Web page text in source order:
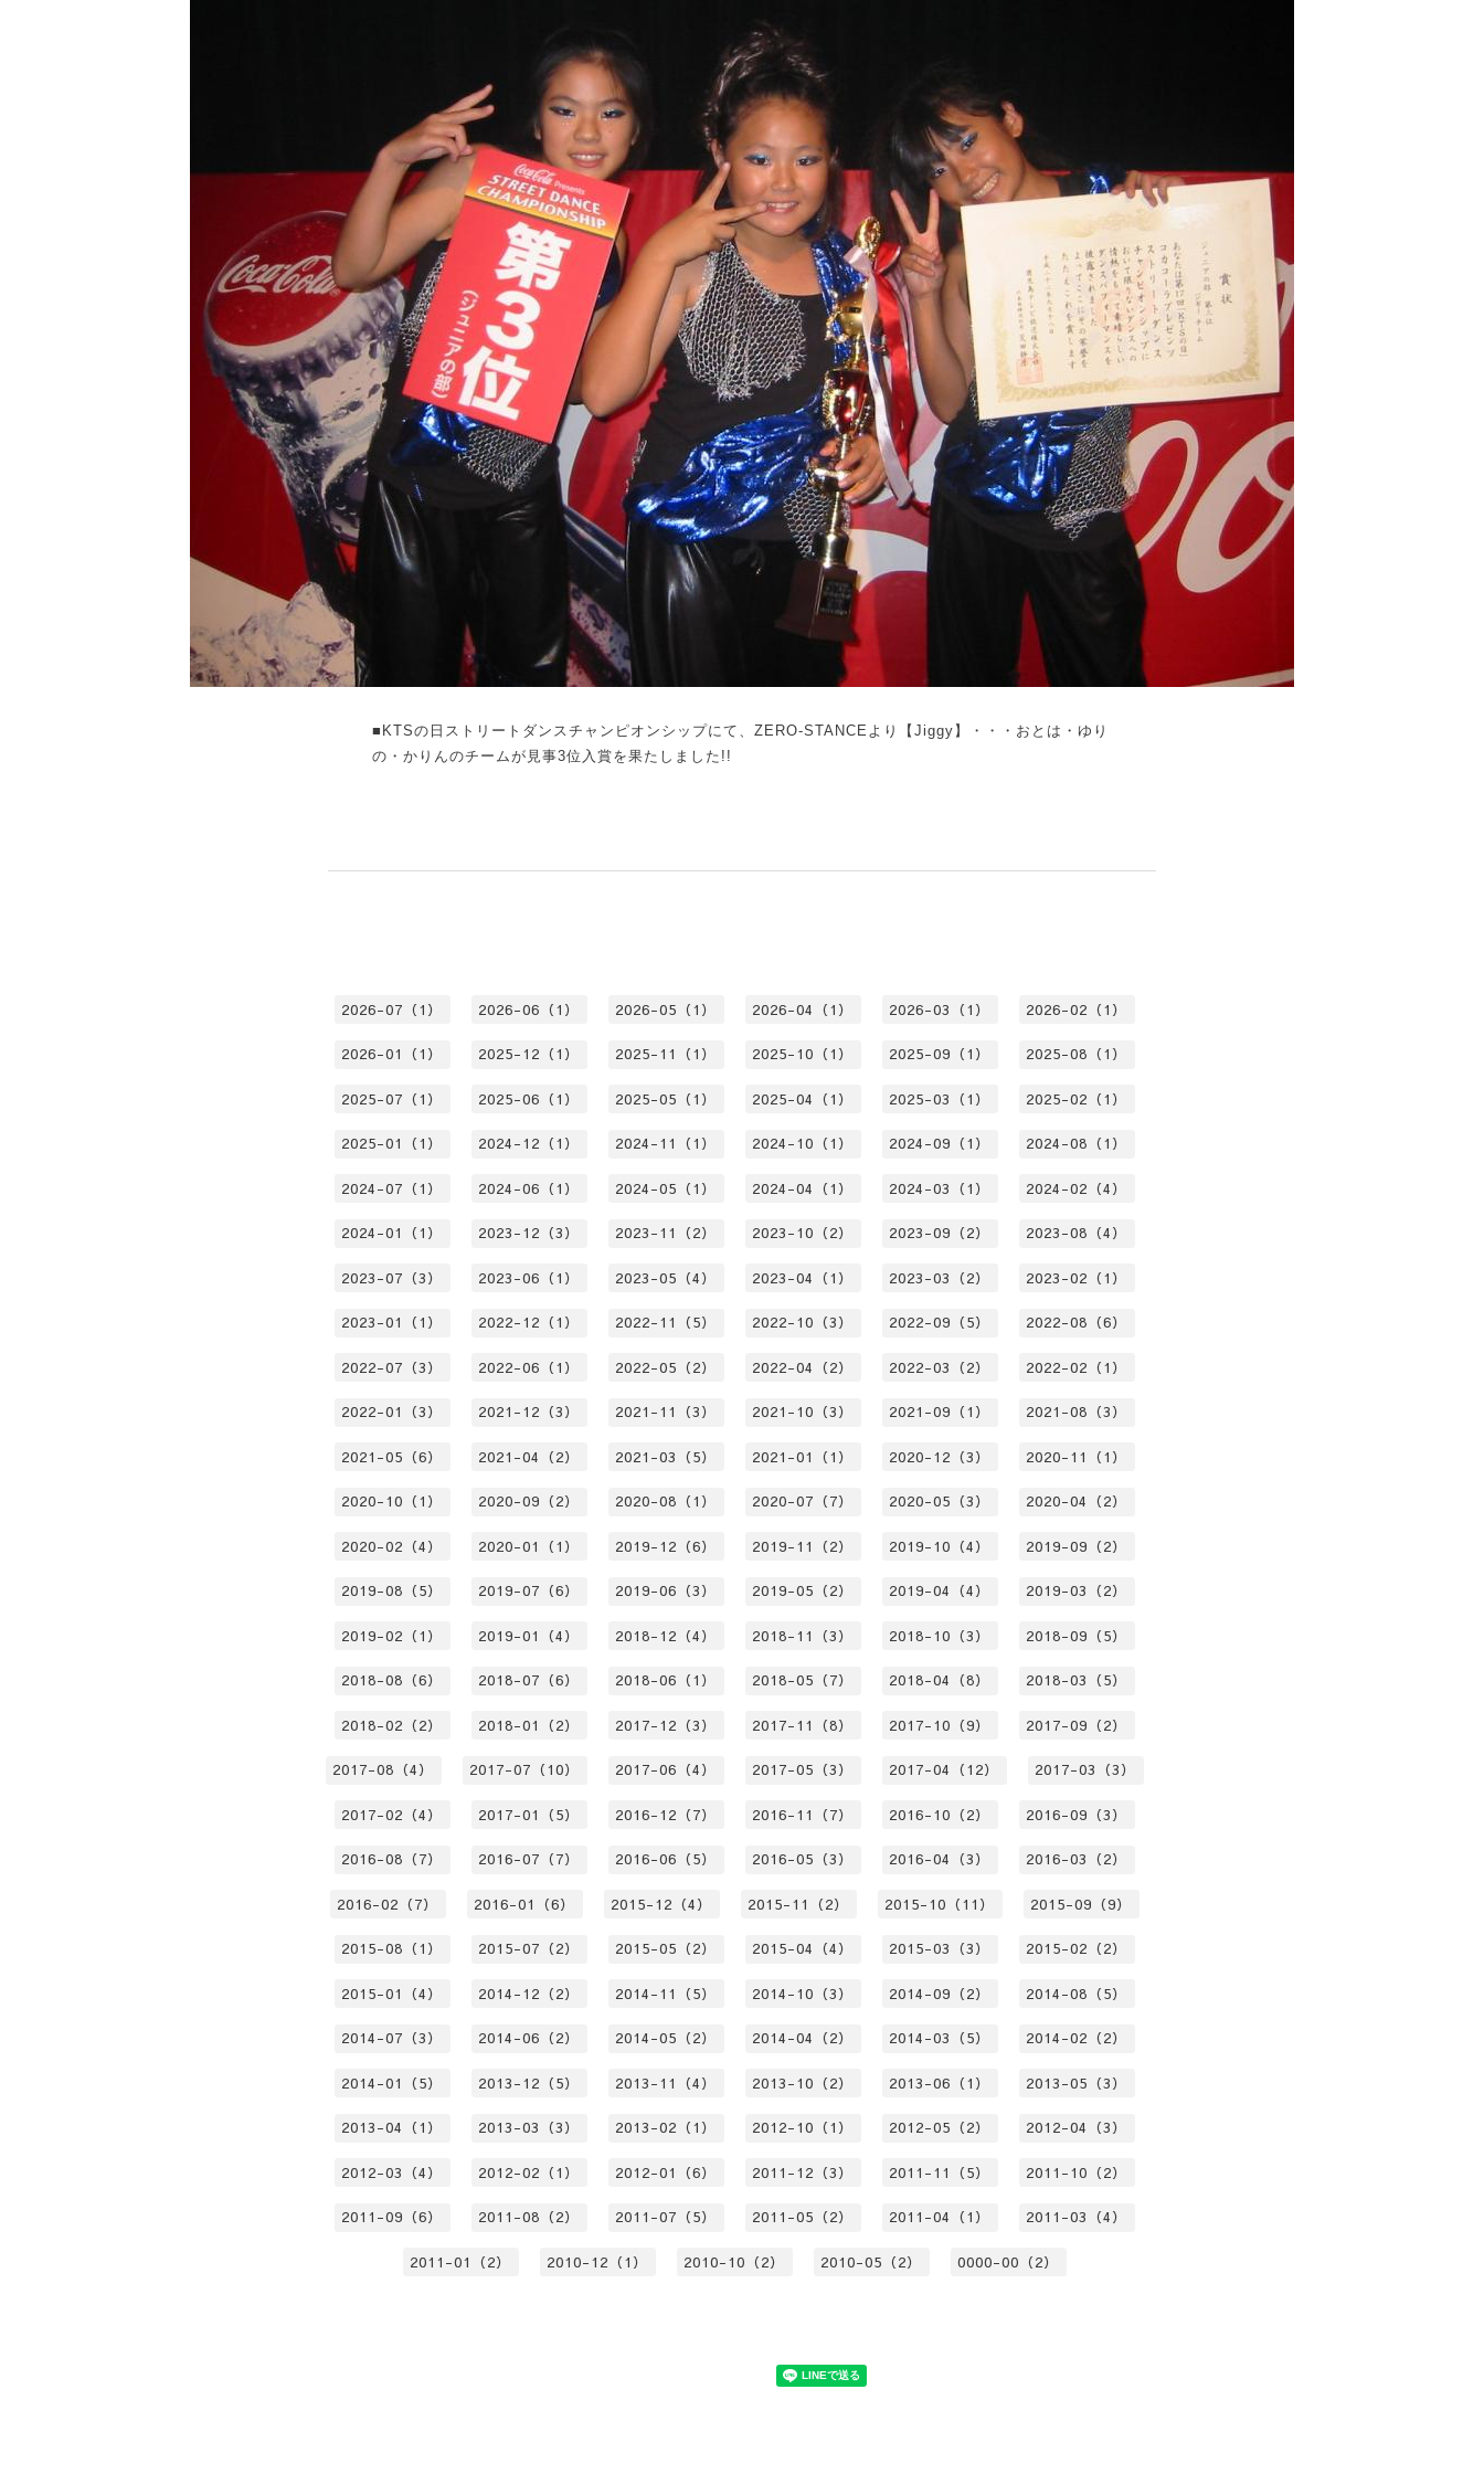
■KTSの日ストリートダンスチャンピオンシップにて、ZERO-STANCEより【Jiggy】・・・おとは・ゆり
の・かりんのチームが見事3位入賞を果たしました!!
2026-07（1） 2026-06（1） 2026-05（1） 2026-04（1） 2026-03（1） 2026-02（1）
2026-01（1） 2025-12（1） 2025-11（1） 2025-10（1） 2025-09（1） 2025-08（1）
2025-07（1） 2025-06（1） 2025-05（1） 2025-04（1） 2025-03（1） 2025-02（1）
2025-01（1） 2024-12（1） 2024-11（1） 2024-10（1） 2024-09（1） 2024-08（1）
2024-07（1） 2024-06（1） 2024-05（1） 2024-04（1） 2024-03（1） 2024-02（4）
2024-01（1） 2023-12（3） 2023-11（2） 2023-10（2） 2023-09（2） 2023-08（4）
2023-07（3） 2023-06（1） 2023-05（4） 2023-04（1） 2023-03（2） 2023-02（1）
2023-01（1） 2022-12（1） 2022-11（5） 2022-10（3） 2022-09（5） 2022-08（6）
2022-07（3） 2022-06（1） 2022-05（2） 2022-04（2） 2022-03（2） 2022-02（1）
2022-01（3） 2021-12（3） 2021-11（3） 2021-10（3） 2021-09（1） 2021-08（3）
2021-05（6） 2021-04（2） 2021-03（5） 2021-01（1） 2020-12（3） 2020-11（1）
2020-10（1） 2020-09（2） 2020-08（1） 2020-07（7） 2020-05（3） 2020-04（2）
2020-02（4） 2020-01（1） 2019-12（6） 2019-11（2） 2019-10（4） 2019-09（2）
2019-08（5） 2019-07（6） 2019-06（3） 2019-05（2） 2019-04（4） 2019-03（2）
2019-02（1） 2019-01（4） 2018-12（4） 2018-11（3） 2018-10（3） 2018-09（5）
2018-08（6） 2018-07（6） 2018-06（1） 2018-05（7） 2018-04（8） 2018-03（5）
2018-02（2） 2018-01（2） 2017-12（3） 2017-11（8） 2017-10（9） 2017-09（2）
2017-08（4） 2017-07（10） 2017-06（4） 2017-05（3） 2017-04（12） 2017-03（3）
2017-02（4） 2017-01（5） 2016-12（7） 2016-11（7） 2016-10（2） 2016-09（3）
2016-08（7） 2016-07（7） 2016-06（5） 2016-05（3） 2016-04（3） 2016-03（2）
2016-02（7） 2016-01（6） 2015-12（4） 2015-11（2） 2015-10（11） 2015-09（9）
2015-08（1） 2015-07（2） 2015-05（2） 2015-04（4） 2015-03（3） 2015-02（2）
2015-01（4） 2014-12（2） 2014-11（5） 2014-10（3） 2014-09（2） 2014-08（5）
2014-07（3） 2014-06（2） 2014-05（2） 2014-04（2） 2014-03（5） 2014-02（2）
2014-01（5） 2013-12（5） 2013-11（4） 2013-10（2） 2013-06（1） 2013-05（3）
2013-04（1） 2013-03（3） 2013-02（1） 2012-10（1） 2012-05（2） 2012-04（3）
2012-03（4） 2012-02（1） 2012-01（6） 2011-12（3） 2011-11（5） 2011-10（2）
2011-09（6） 2011-08（2） 2011-07（5） 2011-05（2） 2011-04（1） 2011-03（4）
2011-01（2） 2010-12（1） 2010-10（2） 2010-05（2） 0000-00（2）